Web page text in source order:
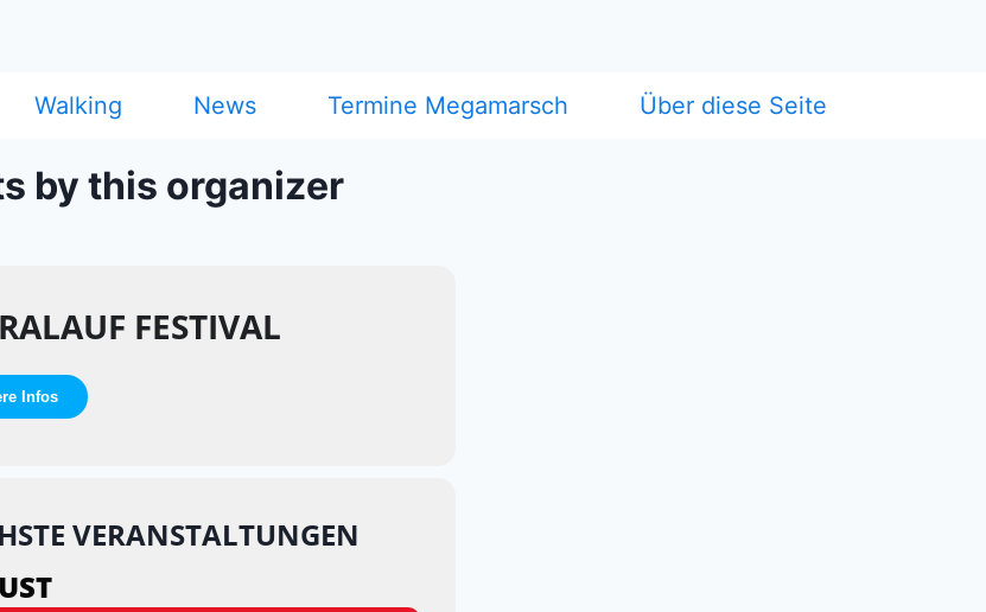
Walking News Termine Megamarsch Über diese Seite
by this organizer
FESTIVAL
Infos
VERANSTALTUNGEN